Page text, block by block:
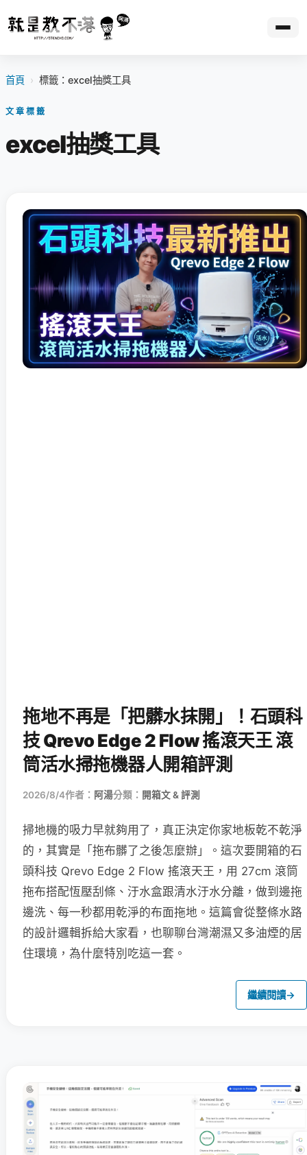
首頁 › 標籤：excel抽獎工具
文章標籤
excel抽獎工具
拖地不再是「把髒水抹開」！石頭科
技 Qrevo Edge 2 Flow 搖滾天王 滾
筒活水掃拖機器人開箱評測
2026/8/4作者： 阿湯分類： 開箱文 & 評測
掃地機的吸力早就夠用了，真正決定你家地板乾不乾淨
的，其實是「拖布髒了之後怎麼辦」。這次要開箱的石
頭科技 Qrevo Edge 2 Flow 搖滾天王，用 27cm 滾筒
拖布搭配恆壓刮條、汙水盒跟清水汙水分離，做到邊拖
邊洗、每一秒都用乾淨的布面拖地。這篇會從整條水路
的設計邏輯拆給大家看，也聊聊台灣潮濕又多油煙的居
住環境，為什麼特別吃這一套。
繼續閱讀→